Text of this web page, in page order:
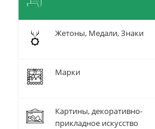
Жетоны, Медали, Знаки
Марки
Картины, декоративно-
прикладное искусство